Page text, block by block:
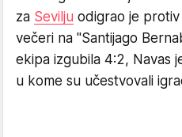
za Sevilju odigrao je
večeri na "Santijago
ekipa izgubila 4:2, Navas
u kome su učestvovali